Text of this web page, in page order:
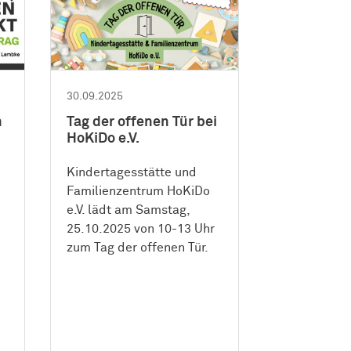
30.09.2025
Tag der offenen Tür bei
HoKiDo e.V.
Kindertagesstätte und
Familienzentrum HoKiDo
e.V. lädt am Samstag,
25.10.2025 von 10-13 Uhr
zum Tag der offenen Tür.